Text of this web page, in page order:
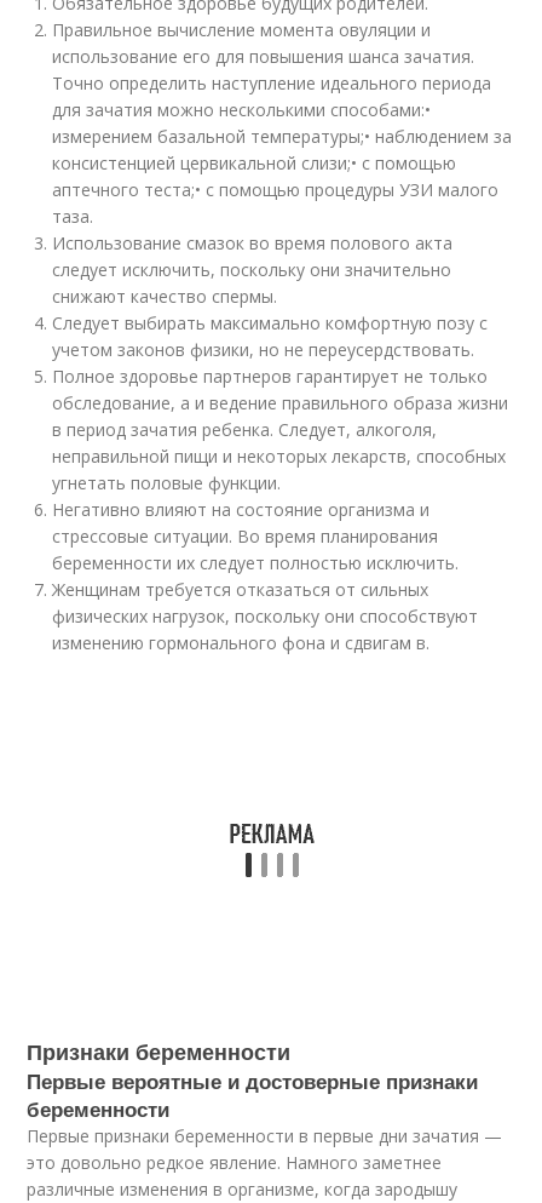
Правильное вычисление момента овуляции и
использование его для повышения шанса зачатия.
Точно определить наступление идеального периода
для зачатия можно несколькими способами:•
измерением базальной температуры;• наблюдением за
консистенцией цервикальной слизи;• с помощью
аптечного теста;• с помощью процедуры УЗИ малого
таза.
Использование смазок во время полового акта
следует исключить, поскольку они значительно
снижают качество спермы.
Следует выбирать максимально комфортную позу с
учетом законов физики, но не переусердствовать.
Полное здоровье партнеров гарантирует не только
обследование, а и ведение правильного образа жизни
в период зачатия ребенка. Следует, алкоголя,
неправильной пищи и некоторых лекарств, способных
угнетать половые функции.
Негативно влияют на состояние организма и
стрессовые ситуации. Во время планирования
беременности их следует полностью исключить.
Женщинам требуется отказаться от сильных
физических нагрузок, поскольку они способствуют
изменению гормонального фона и сдвигам в.
Признаки беременности
Первые вероятные и достоверные признаки
беременности
Первые признаки беременности в первые дни зачатия —
это довольно редкое явление. Намного заметнее
различные изменения в организме, когда зародышу